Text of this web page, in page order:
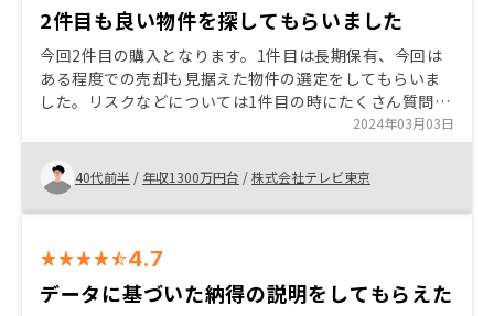
2件目も良い物件を探してもらいました
今回2件目の購入となります。1件目は長期保有、今回は
ある程度での売却も見据えた物件の選定をしてもらいま
した。リスクなどについては1件目の時にたくさん質問さ
せてもらい、不安を解消してもらっていましたので、あ
まり迷うことなく購入することができました。とても良
い物件を紹介していただき非常に満足しています。
2024年03月03日
40代前半 / 年収1300万円台 /株式会社テレビ東京
4.7
データに基づいた納得の説明をしてもらえた